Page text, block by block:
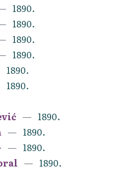
1890.
1890.
1890.
1890.
1890.
1890.
1890.
1890.
1890.
1890.